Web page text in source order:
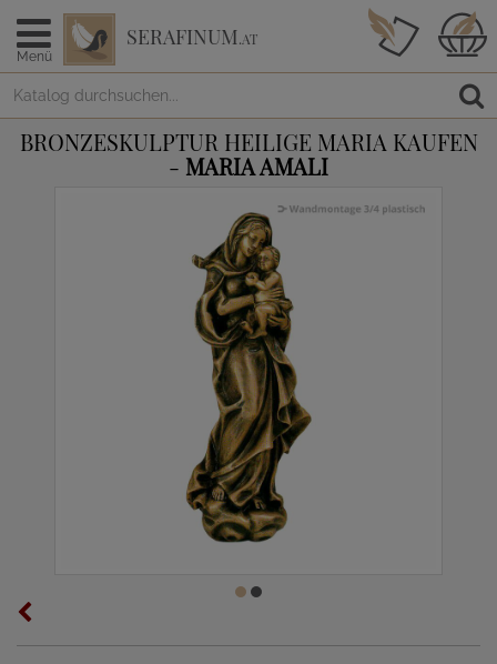
Menü
SERAFINUM.AT
BRONZESKULPTUR HEILIGE MARIA KAUFEN
- MARIA AMALI